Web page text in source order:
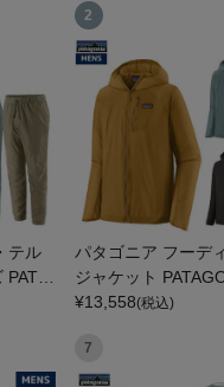
テル
2
パタゴニア フーデ
ジャケット
S HOUDINI JKT
¥13,558(税込)
7